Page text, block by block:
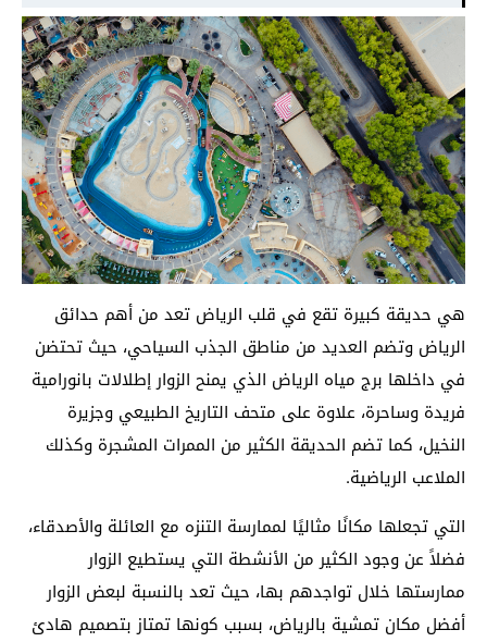
هي حديقة كبيرة تقع في قلب الرياض تعد من أهم حدائق
الرياض وتضم العديد من مناطق الجذب السياحي، حيث تحتضن
في داخلها برج مياه الرياض الذي يمنح الزوار إطلالات بانورامية
فريدة وساحرة، علاوة على متحف التاريخ الطبيعي وجزيرة
النخيل، كما تضم الحديقة الكثير من الممرات المشجرة وكذلك
الملاعب الرياضية.
التي تجعلها مكانًا مثاليًا لممارسة التنزه مع العائلة والأصدقاء،
فضلاً عن وجود الكثير من الأنشطة التي يستطيع الزوار
ممارستها خلال تواجدهم بها، حيث تعد بالنسبة لبعض الزوار
أفضل مكان تمشية بالرياض، بسبب كونها تمتاز بتصميم هادئ